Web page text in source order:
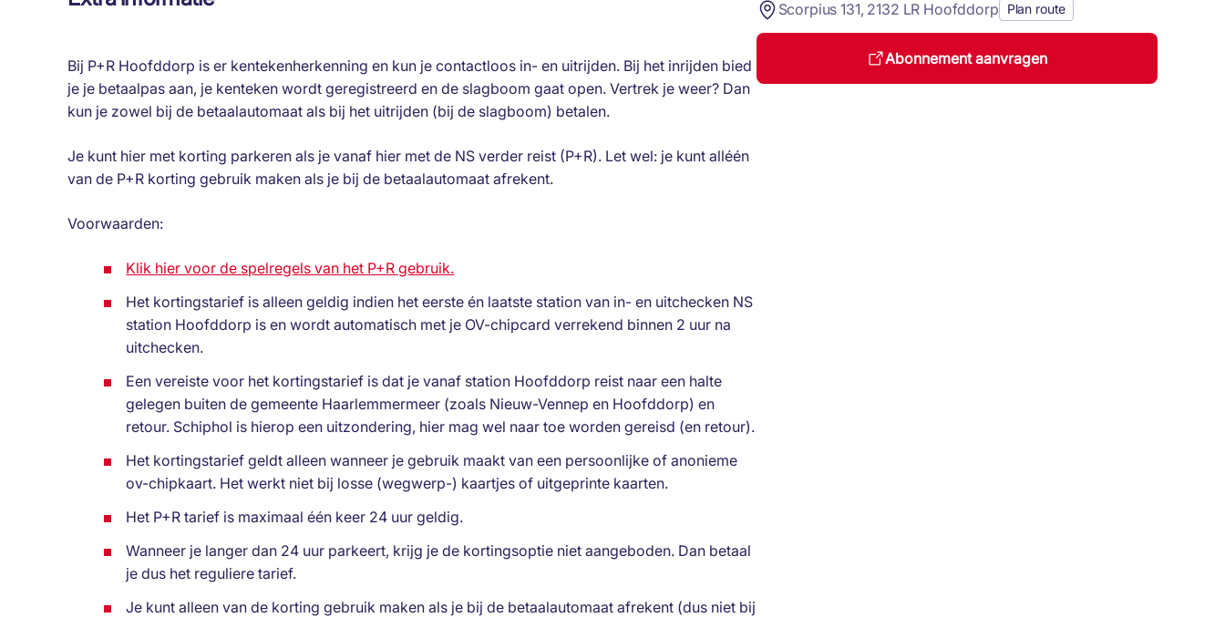
Bij P+R Hoofddorp is er kentekenherkenning en kun je contactloos in- en uitrijden. Bij het inrijden bied
je je betaalpas aan, je kenteken wordt geregistreerd en de slagboom gaat open. Vertrek je weer? Dan
kun je zowel bij de betaalautomaat als bij het uitrijden (bij de slagboom) betalen.
Je kunt hier met korting parkeren als je vanaf hier met de NS verder reist (P+R). Let wel: je kunt alléén
van de P+R korting gebruik maken als je bij de betaalautomaat afrekent.
Voorwaarden:
Klik hier voor de spelregels van het P+R gebruik.
Het kortingstarief is alleen geldig indien het eerste én laatste station van in- en uitchecken NS
station Hoofddorp is en wordt automatisch met je OV-chipcard verrekend binnen 2 uur na
uitchecken.
Een vereiste voor het kortingstarief is dat je vanaf station Hoofddorp reist naar een halte
gelegen buiten de gemeente Haarlemmermeer (zoals Nieuw-Vennep en Hoofddorp) en
retour. Schiphol is hierop een uitzondering, hier mag wel naar toe worden gereisd (en retour).
Het kortingstarief geldt alleen wanneer je gebruik maakt van een persoonlijke of anonieme
ov-chipkaart. Het werkt niet bij losse (wegwerp-) kaartjes of uitgeprinte kaarten.
Het P+R tarief is maximaal één keer 24 uur geldig.
Wanneer je langer dan 24 uur parkeert, krijg je de kortingsoptie niet aangeboden. Dan betaal
je dus het reguliere tarief.
Je kunt alleen van de korting gebruik maken als je bij de betaalautomaat afrekent (dus niet bij
Scorpius 131, 2132 LR Hoofddorp Plan route
Abonnement aanvragen